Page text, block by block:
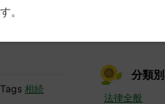
を実施していま
きたいと存じま
Tags 相続
分類別
法律全般
。